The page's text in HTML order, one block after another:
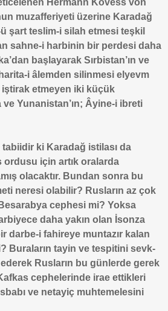
Hermann Kövess von
muzafferiyeti üzerine Karadağ
şart teslim-i silah etmesi teşkil
sahne-i harbinin bir perdesi daha
başlayarak Sırbistan’ın ve
i âlemden silinmesi elyevm
etmeyen iki küçük
Yunanistan’ın; Âyine-i ibreti
ki Karadağ istilası da
için artık oralarda
olacaktır. Bundan sonra bu
neresi olabilir? Rusların az çok
cephesi mi? Yoksa
daha yakın olan İsonza
darbe-i fahireye muntazır kalan
Buraların tayin ve tespitini sevk-
Rusların bu günlerde gerek
cephelerinde irae ettikleri
ve netayiç muhtemelesini